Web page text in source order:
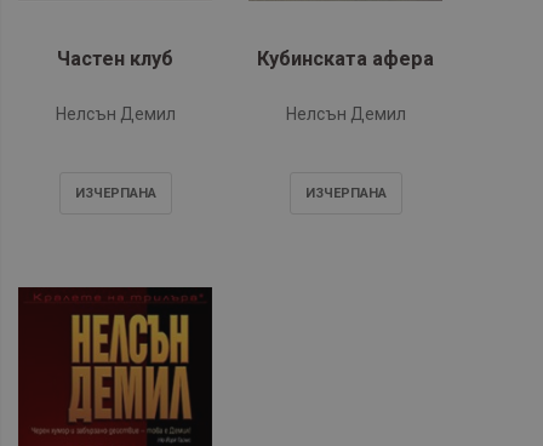
Частен клуб
Нелсън Демил
ИЗЧЕРПАНA
Кубинската афера
Нелсън Демил
ИЗЧЕРПАНA